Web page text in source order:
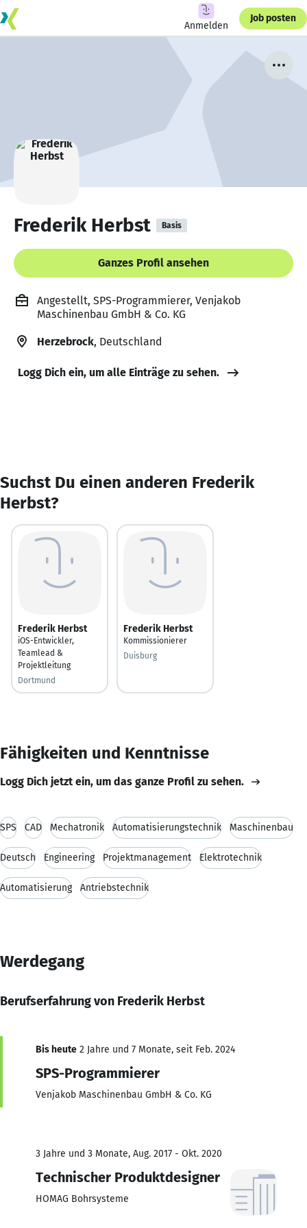
Anmelden
Job posten
Frederik Herbst Basis
Ganzes Profil ansehen
Angestellt, SPS-Programmierer, Venjakob
Maschinenbau GmbH & Co. KG
Herzebrock, Deutschland
Logg Dich ein, um alle Einträge zu sehen.
Suchst Du einen anderen Frederik
Herbst?
Frederik Herbst
iOS-Entwickler,
Teamlead &
Projektleitung
Dortmund
Frederik Herbst
Kommissionierer
Duisburg
Fähigkeiten und Kenntnisse
Logg Dich jetzt ein, um das ganze Profil zu sehen.
SPS CAD Mechatronik Automatisierungstechnik Maschinenbau
Deutsch Engineering Projektmanagement Elektrotechnik
Automatisierung Antriebstechnik
Werdegang
Berufserfahrung von Frederik Herbst
Bis heute 2 Jahre und 7 Monate, seit Feb. 2024
SPS-Programmierer
Venjakob Maschinenbau GmbH & Co. KG
3 Jahre und 3 Monate, Aug. 2017 - Okt. 2020
Technischer Produktdesigner
HOMAG Bohrsysteme